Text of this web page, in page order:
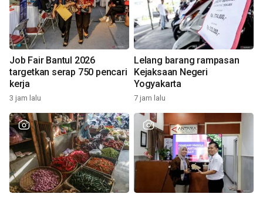
Job Fair Bantul 2026
targetkan serap 750 pencari
kerja
3 jam lalu
Lelang barang rampasan
Kejaksaan Negeri
Yogyakarta
7 jam lalu